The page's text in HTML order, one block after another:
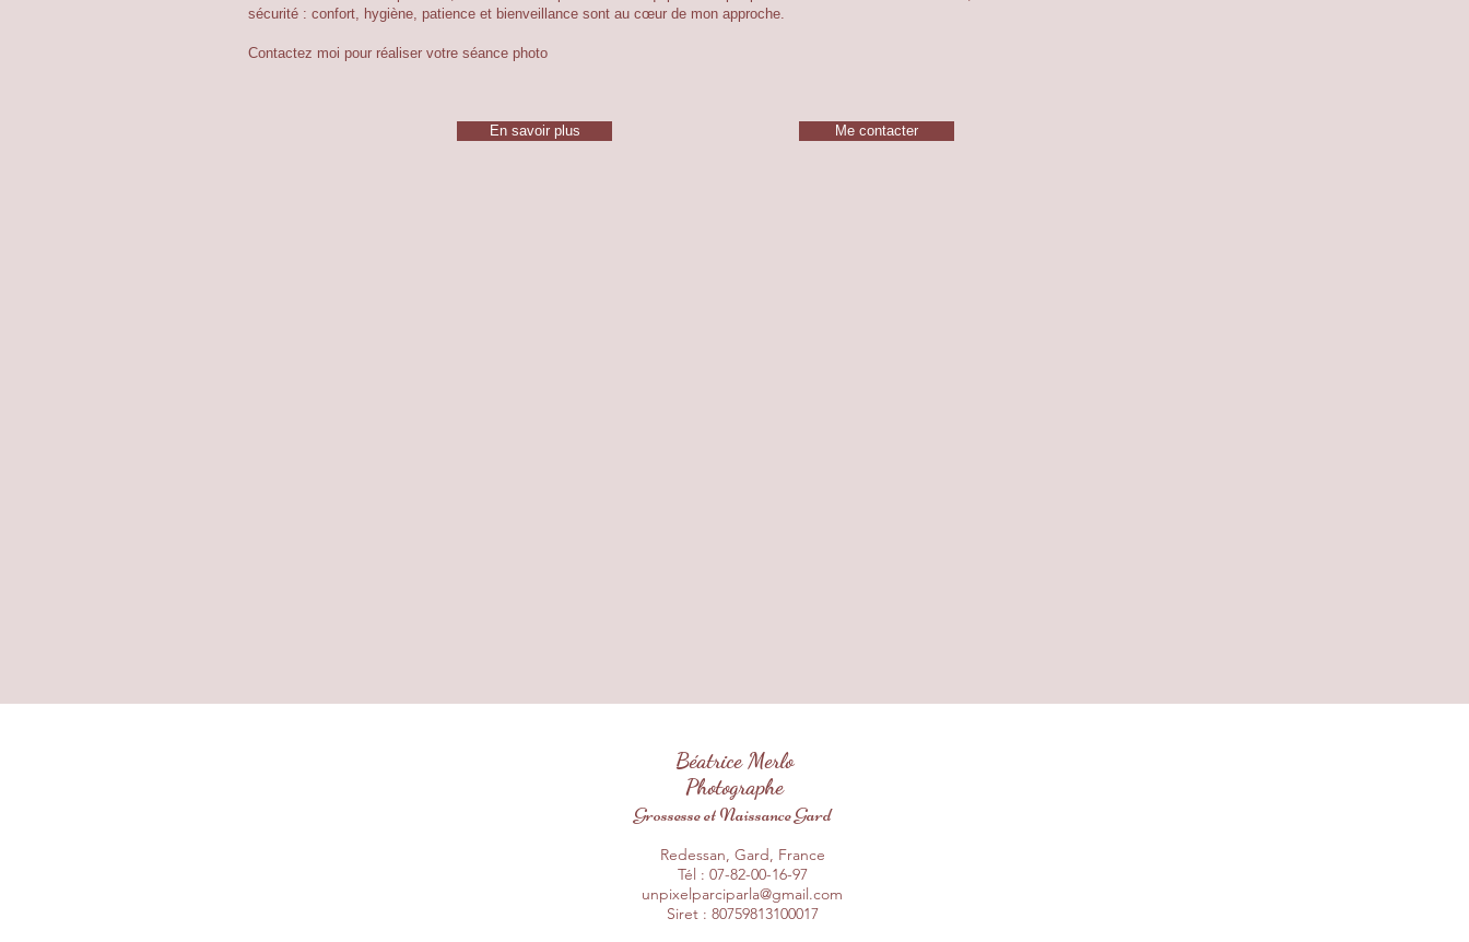
sécurité : confort, hygiène, patience et bienveillance sont au cœur de mon approche.
Contactez moi pour réaliser votre séance photo
En savoir plus Me contacter
Béatrice Merlo
Photographe
Grossesse et Naissance Gard
Redessan, Gard, France
Tél : 07-82-00-16-97
unpixelparciparla@gmail.com
Siret : 80759813100017